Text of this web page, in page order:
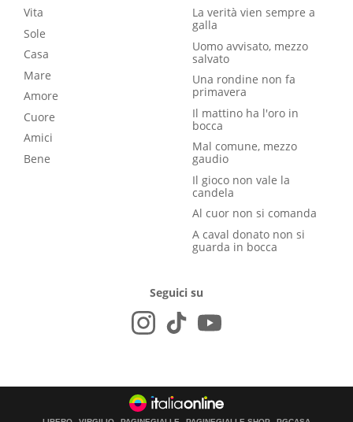
Vita
Sole
Casa
Mare
Amore
Cuore
Amici
Bene
La verità vien sempre a
galla
Uomo avvisato, mezzo
salvato
Una rondine non fa
primavera
Il mattino ha l'oro in
bocca
Mal comune, mezzo
gaudio
Il gioco non vale la
candela
Al cuor non si comanda
A caval donato non si
guarda in bocca
Seguici su